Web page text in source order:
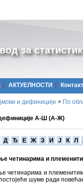
за
АКТУЕЛНОСТИ Контакт
и дефиниције > По
А-Ш (А-Ж)
Д Ђ Е Ж З И Ј К Л
четинарима и
четинарима и
шуме ради